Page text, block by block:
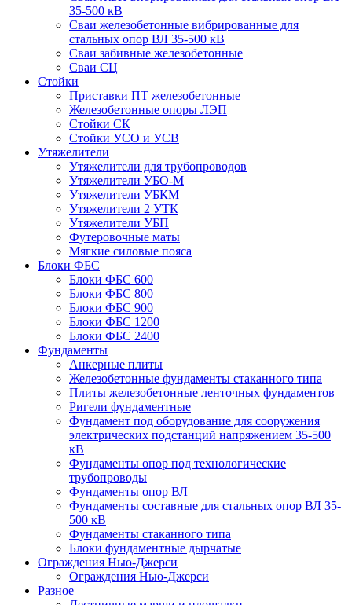
35-500 кВ
Сваи железобетонные вибрированные для
стальных опор ВЛ 35-500 кВ
Сваи забивные железобетонные
Сваи СЦ
Стойки
Приставки ПТ железобетонные
Железобетонные опоры ЛЭП
Стойки СК
Стойки УСО и УСВ
Утяжелители
Утяжелители для трубопроводов
Утяжелители УБО-М
Утяжелители УБКМ
Утяжелители 2 УТК
Утяжелители УБП
Футеровочные маты
Мягкие силовые пояса
Блоки ФБС
Блоки ФБС 600
Блоки ФБС 800
Блоки ФБС 900
Блоки ФБС 1200
Блоки ФБС 2400
Фундаменты
Анкерные плиты
Железобетонные фундаменты стаканного типа
Плиты железобетонные ленточных фундаментов
Ригели фундаментные
Фундамент под оборудование для сооружения
электрических подстанций напряжением 35-500
кВ
Фундаменты опор под технологические
трубопроводы
Фундаменты опор ВЛ
Фундаменты составные для стальных опор ВЛ 35-
500 кВ
Фундаменты стаканного типа
Блоки фундаментные дырчатые
Ограждения Нью-Джерси
Ограждения Нью-Джерси
Разное